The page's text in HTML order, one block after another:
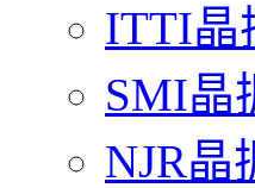
ITTI晶
SMI晶
NJR晶